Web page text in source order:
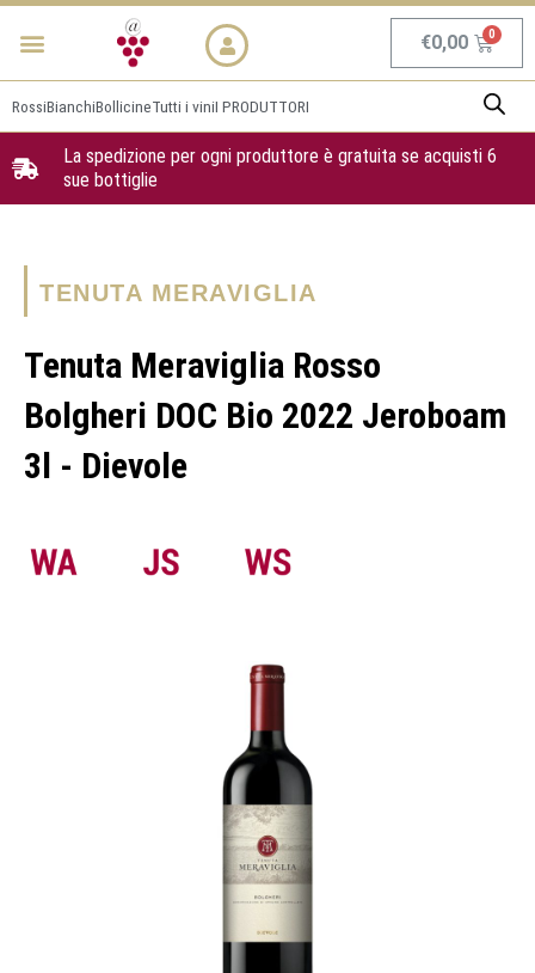
Vai
Menu €0,00
RossiBianchiBollicineTutti i viniI PRODUTTORI
La spedizione per ogni produttore è gratuita se acquisti 6
sue bottiglie
TENUTA MERAVIGLIA
Tenuta Meraviglia Rosso
Bolgheri DOC Bio 2022 Jeroboam
3l - Dievole